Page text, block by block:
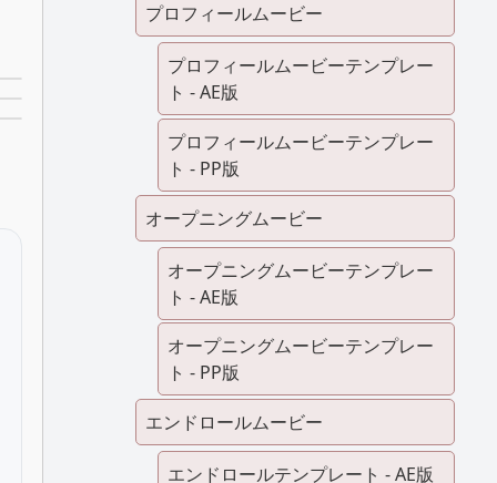
プロフィールムービー
プロフィールムービーテンプレー
ト - AE版
プロフィールムービーテンプレー
ト - PP版
オープニングムービー
オープニングムービーテンプレー
ト - AE版
オープニングムービーテンプレー
ト - PP版
エンドロールムービー
エンドロールテンプレート - AE版